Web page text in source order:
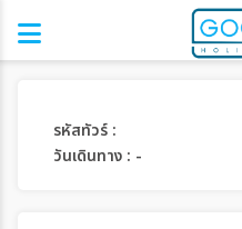
รหัสทัวร์ :
วันเดินทาง : -